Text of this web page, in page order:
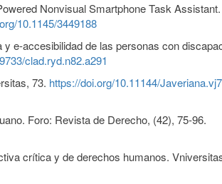
Nonvisual Smartphone Task Assistant.
10.1145/3449188
e-accesibilidad de las personas con
clad.ryd.n82.a291
73. https://doi.org/10.11144/
Foro: Revista de Derecho, (42), 75-96.
crítica y de derechos humanos.